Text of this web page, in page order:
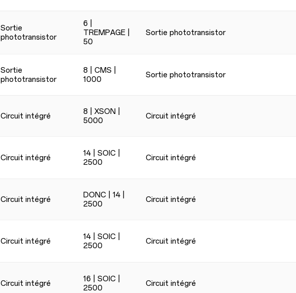
Sortie
phototransistor
6 |
TREMPAGE |
50
Sortie phototransistor
Sortie
phototransistor
8 | CMS |
1000
Sortie phototransistor
Circuit intégré
8 | XSON |
5000
Circuit intégré
Circuit intégré
14 | SOIC |
2500
Circuit intégré
Circuit intégré
DONC | 14 |
2500
Circuit intégré
Circuit intégré
14 | SOIC |
2500
Circuit intégré
Circuit intégré
16 | SOIC |
2500
Circuit intégré